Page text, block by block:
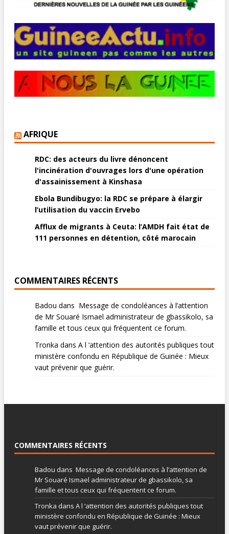
AFRIQUE
RDC: des acteurs du livre dénoncent
l'incinération d'ouvrages lors d'une opération
d'assainissement à Kinshasa
Ebola Bundibugyo: la RDC se prépare à élargir
l’utilisation du vaccin Ervebo
Afflux de migrants à Ceuta: l’AMDH fait état de
111 personnes en détention, côté marocain
COMMENTAIRES RÉCENTS
Badou dans Message de condoléances à l’attention
de Mr Souaré Ismael administrateur de gbassikolo, sa
famille et tous ceux qui fréquentent ce forum.
Tronka dans A l ‘attention des autorités publiques tout
ministère confondu en République de Guinée : Mieux
vaut prévenir que guérir.
COMMENTAIRES RÉCENTS
Badou dans Message de condoléances à l’attention de
Mr Souaré Ismael administrateur de gbassikolo, sa
famille et tous ceux qui fréquentent ce forum.
Tronka dans A l ‘attention des autorités publiques tout
ministère confondu en République de Guinée : Mieux
vaut prévenir que guérir.